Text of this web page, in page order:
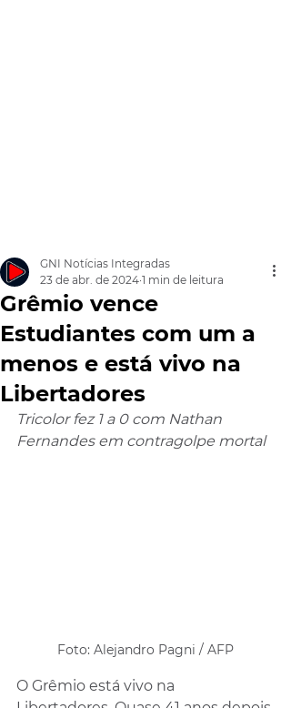
Grêmio vence
Estudiantes com um a
menos e está vivo na
Libertadores
GNI Notícias Integradas
23 de abr. de 2024 1 min de leitura
Tricolor fez 1 a 0 com Nathan
Fernandes em contragolpe mortal
Foto: Alejandro Pagni / AFP
O Grêmio está vivo na